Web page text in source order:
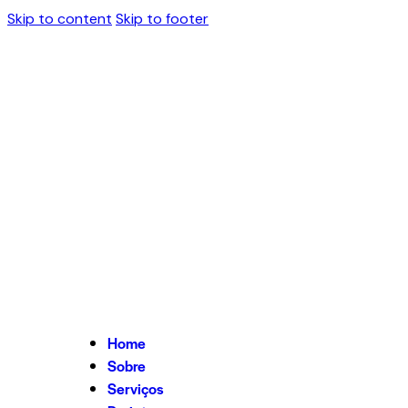
Skip to content Skip to footer
Home
Sobre
Serviços